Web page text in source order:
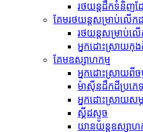
រថយន្ត​ដឹក​ទំនិញ​ដ
គែមរថយន្តសម្រាប់លើកដ
រថយន្ត​សម្រាប់​លើ
អ្នកដោះស្រាយកុង
គែមឧស្សាហកម្ម
អ្នកដោះស្រាយពីច
ម៉ាស៊ីន​ដឹក​ដី​ប្រភេ
អ្នកដោះស្រាយសម្ភ
ស្គីដស្ទូច
យានយន្តឧស្សាហ